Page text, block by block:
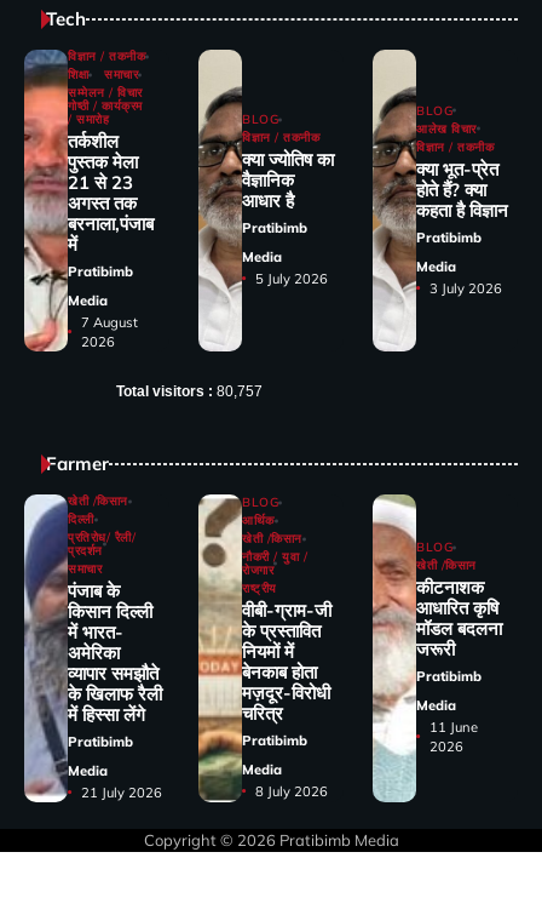
Tech
विज्ञान / तकनीक
शिक्षा
समाचार
सम्मेलन / विचार
गोष्ठी / कार्यक्रम
/ समारोह
तर्कशील
पुस्तक मेला
21 से 23
अगस्त तक
बरनाला,पंजाब
में
Pratibimb
Media
7 August
2026
BLOG
विज्ञान / तकनीक
क्या ज्योतिष का
वैज्ञानिक
आधार है
Pratibimb
Media
5 July 2026
BLOG
आलेख विचार
विज्ञान / तकनीक
क्या भूत-प्रेत
होते हैं? क्या
कहता है विज्ञान
Pratibimb
Media
3 July 2026
Total visitors : 80,757
Farmer
खेती /किसान
दिल्ली
प्रतिरोध/ रैली/
प्रदर्शन
समाचार
पंजाब के
किसान दिल्ली
में भारत-
अमेरिका
व्यापार समझौते
के खिलाफ रैली
में हिस्सा लेंगे
Pratibimb
Media
21 July 2026
BLOG
आर्थिक
खेती /किसान
नौकरी / युवा /
रोजगार
राष्ट्रीय
वीबी-ग्राम-जी
के प्रस्तावित
नियमों में
बेनकाब होता
मज़दूर-विरोधी
चरित्र
Pratibimb
Media
8 July 2026
BLOG
खेती /किसान
कीटनाशक
आधारित कृषि
मॉडल बदलना
जरूरी
Pratibimb
Media
11 June
2026
Copyright © 2026 Pratibimb Media